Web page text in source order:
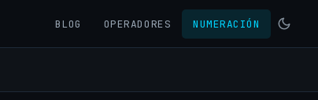
BLOG OPERADORES NUMERACIÓN